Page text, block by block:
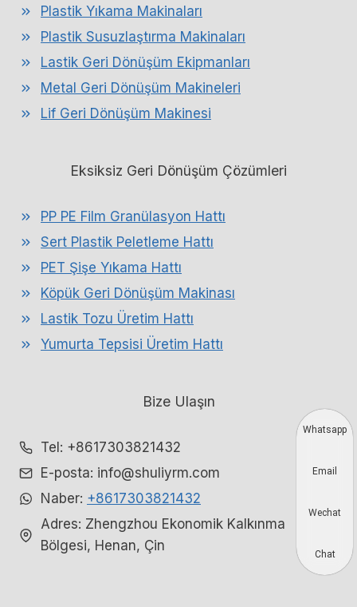
Plastik Yıkama Makinaları
Plastik Susuzlaştırma Makinaları
Lastik Geri Dönüşüm Ekipmanları
Metal Geri Dönüşüm Makineleri
Lif Geri Dönüşüm Makinesi
Eksiksiz Geri Dönüşüm Çözümleri
PP PE Film Granülasyon Hattı
Sert Plastik Peletleme Hattı
PET Şişe Yıkama Hattı
Köpük Geri Dönüşüm Makinası
Lastik Tozu Üretim Hattı
Yumurta Tepsisi Üretim Hattı
Bize Ulaşın
Tel: +8617303821432
E-posta: info@shuliyrm.com
Naber: +8617303821432
Adres: Zhengzhou Ekonomik Kalkınma
Bölgesi, Henan, Çin
Whatsapp
Email
Wechat
Chat